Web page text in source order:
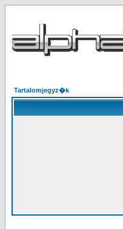
Tartalomjegyz�k